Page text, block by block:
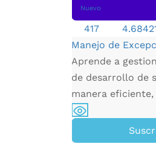
Nuevo
417
Manejo de
Aprende a
de desarrollo de
manera eficiente,